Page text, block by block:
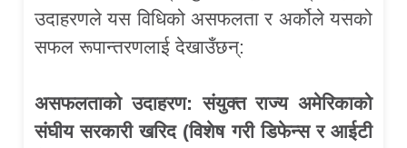
उदाहरणले यस विधिको असफलता र अर्कोले यसको
सफल रूपान्तरणलाई देखाउँछन्:
असफलताको उदाहरण: संयुक्त राज्य अमेरिकाको
संघीय सरकारी खरिद (विशेष गरी डिफेन्स र आईटी